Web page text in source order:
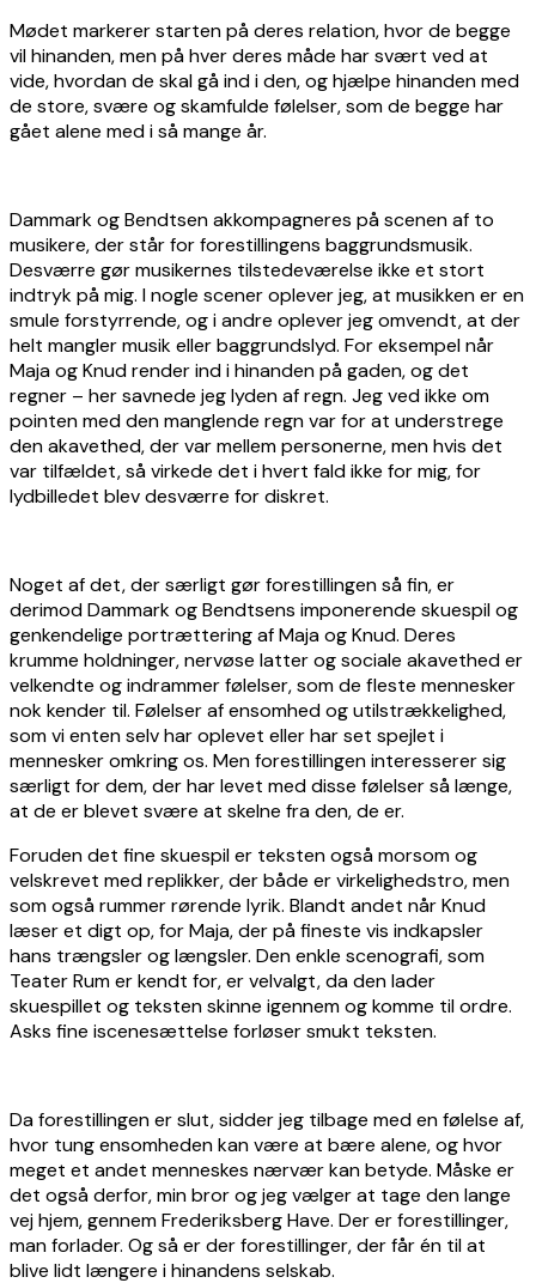
Mødet markerer starten på deres relation, hvor de begge
vil hinanden, men på hver deres måde har svært ved at
vide, hvordan de skal gå ind i den, og hjælpe hinanden med
de store, svære og skamfulde følelser, som de begge har
gået alene med i så mange år.
Dammark og Bendtsen akkompagneres på scenen af to
musikere, der står for forestillingens baggrundsmusik.
Desværre gør musikernes tilstedeværelse ikke et stort
indtryk på mig. I nogle scener oplever jeg, at musikken er en
smule forstyrrende, og i andre oplever jeg omvendt, at der
helt mangler musik eller baggrundslyd. For eksempel når
Maja og Knud render ind i hinanden på gaden, og det
regner – her savnede jeg lyden af regn. Jeg ved ikke om
pointen med den manglende regn var for at understrege
den akavethed, der var mellem personerne, men hvis det
var tilfældet, så virkede det i hvert fald ikke for mig, for
lydbilledet blev desværre for diskret.
Noget af det, der særligt gør forestillingen så fin, er
derimod Dammark og Bendtsens imponerende skuespil og
genkendelige portrættering af Maja og Knud. Deres
krumme holdninger, nervøse latter og sociale akavethed er
velkendte og indrammer følelser, som de fleste mennesker
nok kender til. Følelser af ensomhed og utilstrækkelighed,
som vi enten selv har oplevet eller har set spejlet i
mennesker omkring os. Men forestillingen interesserer sig
særligt for dem, der har levet med disse følelser så længe,
at de er blevet svære at skelne fra den, de er.
Foruden det fine skuespil er teksten også morsom og
velskrevet med replikker, der både er virkelighedstro, men
som også rummer rørende lyrik. Blandt andet når Knud
læser et digt op, for Maja, der på fineste vis indkapsler
hans trængsler og længsler. Den enkle scenografi, som
Teater Rum er kendt for, er velvalgt, da den lader
skuespillet og teksten skinne igennem og komme til ordre.
Asks fine iscenesættelse forløser smukt teksten.
Da forestillingen er slut, sidder jeg tilbage med en følelse af,
hvor tung ensomheden kan være at bære alene, og hvor
meget et andet menneskes nærvær kan betyde. Måske er
det også derfor, min bror og jeg vælger at tage den lange
vej hjem, gennem Frederiksberg Have. Der er forestillinger,
man forlader. Og så er der forestillinger, der får én til at
blive lidt længere i hinandens selskab.